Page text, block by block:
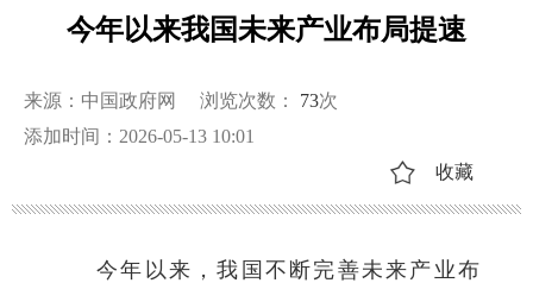
今年以来我国未来产业布局提速
来源：中国政府网 浏览次数： 73次
添加时间：2026-05-13 10:01
收藏
今年以来，我国不断完善未来产业布